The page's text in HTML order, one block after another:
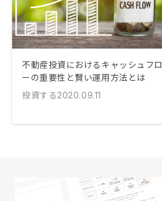
不動産投資におけるキャッシュフロ
ーの重要性と賢い運用方法とは
投資する2020.09.11